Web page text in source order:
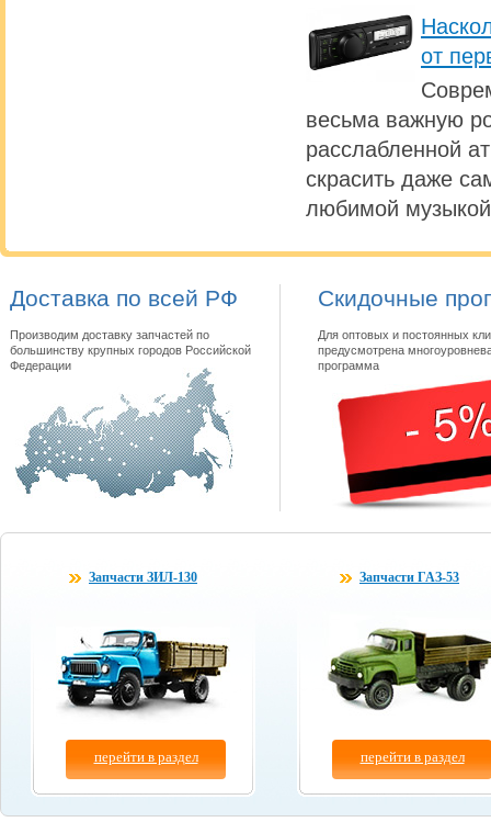
от
весьма важную
расслабленной
скрасить даже
любимой
Доставка по всей РФ
Производим доставку запчастей по
большинству крупных городов Российской
Федерации
Скидочные
Для оптовых и постоянных
предусмотрена
программа
Запчасти ЗИЛ-130
перейти в раздел
Запчасти ГАЗ-53
перейти в раздел